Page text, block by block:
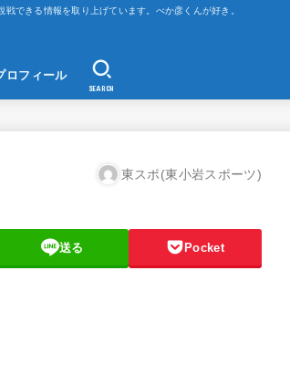
できる情報を取り上げています。べか彦くんが好き。
ロフィール
SEARCH
東スポ(東小岩スポーツ)
送る Pocket